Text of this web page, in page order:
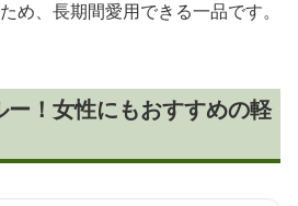
め、長期間愛用できる一品です。
！女性にもおすすめの軽